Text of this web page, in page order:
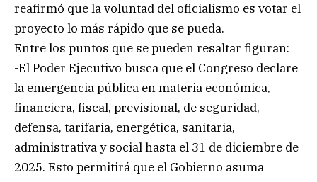
reafirmó que la voluntad del oficialismo es votar el
proyecto lo más rápido que se pueda.
Entre los puntos que se pueden resaltar figuran:
-El Poder Ejecutivo busca que el Congreso declare
la emergencia pública en materia económica,
financiera, fiscal, previsional, de seguridad,
defensa, tarifaria, energética, sanitaria,
administrativa y social hasta el 31 de diciembre de
2025. Esto permitirá que el Gobierno asuma